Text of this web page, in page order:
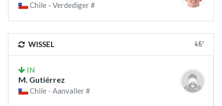
Chile - Verdediger #
WISSEL 46'
IN
M. Gutiérrez
Chile - Aanvaller #